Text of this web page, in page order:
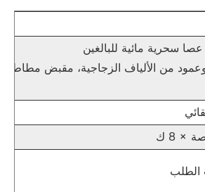
سحرية مائية للبالغين